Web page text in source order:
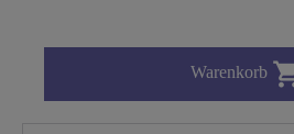
Warenkorb